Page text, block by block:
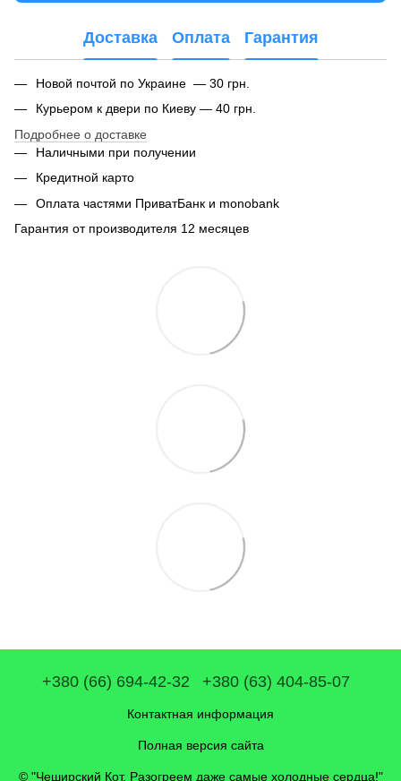
Доставка Оплата Гарантия
Новой почтой по Украине — 30 грн.
Курьером к двери по Киеву — 40 грн.
Подробнее о доставке
Наличными при получении
Кредитной карто
Оплата частями ПриватБанк и monobank
Гарантия от производителя 12 месяцев
+380 (66) 694-42-32 +380 (63) 404-85-07
Контактная информация
Полная версия сайта
© "Чеширский Кот. Разогреем даже самые холодные сердца!"